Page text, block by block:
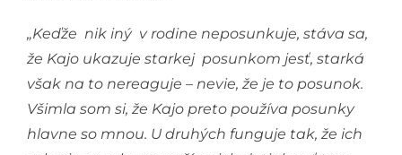
„Keďže nik iný v rodine neposunkuje, stáva sa,
že Kajo ukazuje starkej posunkom jesť, starká
však na to nereaguje – nevie, že je to posunok.
Všimla som si, že Kajo preto používa posunky
hlavne so mnou. U druhých funguje tak, že ich